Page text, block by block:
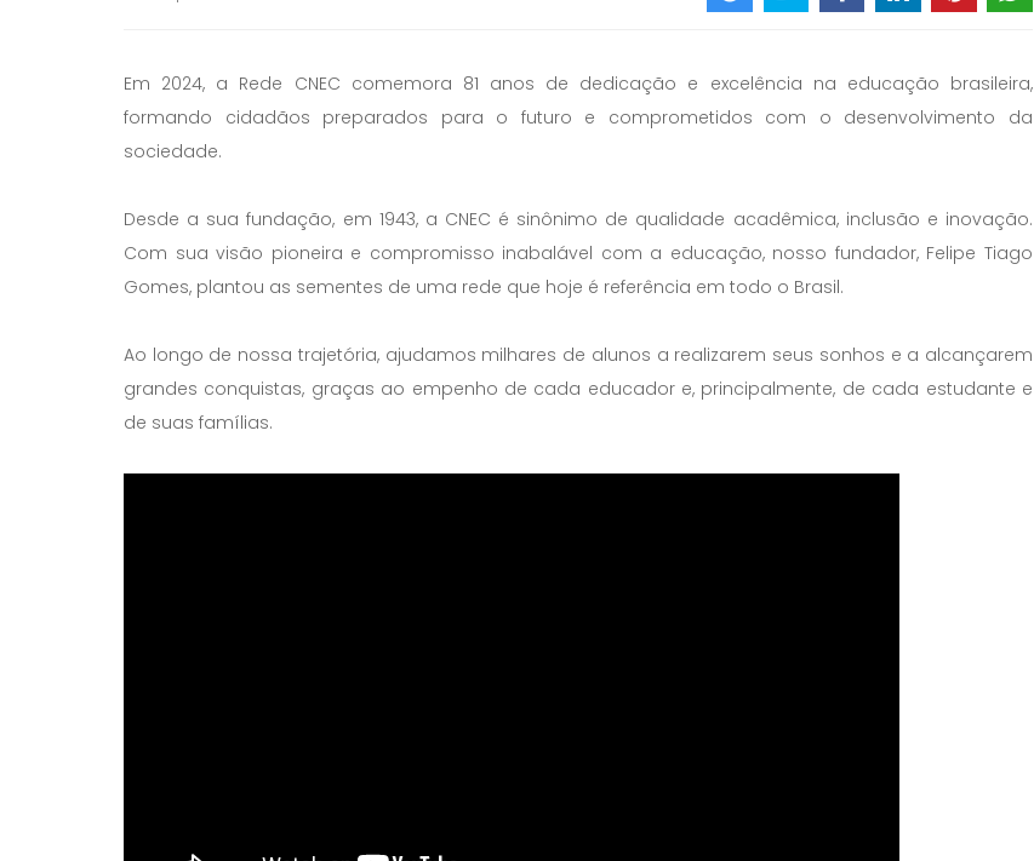
Em 2024, a Rede CNEC comemora 81 anos de dedicação e excelência na educação brasileira,
formando cidadãos preparados para o futuro e comprometidos com o desenvolvimento da
sociedade.
Desde a sua fundação, em 1943, a CNEC é sinônimo de qualidade acadêmica, inclusão e inovação.
Com sua visão pioneira e compromisso inabalável com a educação, nosso fundador, Felipe Tiago
Gomes, plantou as sementes de uma rede que hoje é referência em todo o Brasil.
Ao longo de nossa trajetória, ajudamos milhares de alunos a realizarem seus sonhos e a alcançarem
grandes conquistas, graças ao empenho de cada educador e, principalmente, de cada estudante e
de suas famílias.